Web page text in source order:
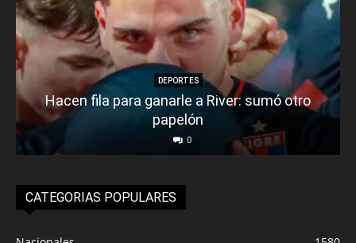
DEPORTES
Hacen fila para ganarle a River: sumó otro
papelón
0
CATEGORIAS POPULARES